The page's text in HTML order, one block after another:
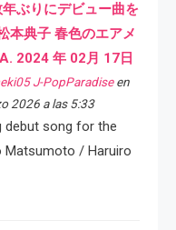
年ぶりにデビュー曲を
本典子 春色のエアメ
2024 年 02月 17日
J-PopParadiseen
2026 a las 5:33
debut song for the
Matsumoto / Haruiro